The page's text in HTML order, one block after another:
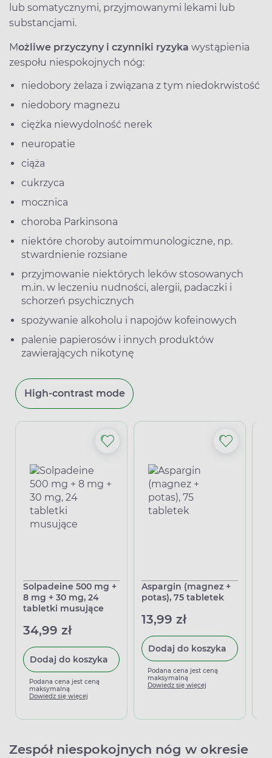
lub somatycznymi, przyjmowanymi lekami lub
substancjami.
Możliwe przyczyny i czynniki ryzyka wystąpienia
zespołu niespokojnych nóg:
niedobory żelaza i związana z tym niedokrwistość
niedobory magnezu
ciężka niewydolność nerek
neuropatie
ciąża
cukrzyca
mocznica
choroba Parkinsona
niektóre choroby autoimmunologiczne, np.
stwardnienie rozsiane
przyjmowanie niektórych leków stosowanych
m.in. w leczeniu nudności, alergii, padaczki i
schorzeń psychicznych
spożywanie alkoholu i napojów kofeinowych
palenie papierosów i innych produktów
zawierających nikotynę
High-contrast mode
Solpadeine 500 mg +
8 mg + 30 mg, 24
tabletki musujące
34,99 zł
Dodaj do koszyka
Podana cena jest ceną
maksymalną
Dowiedz się więcej
Aspargin (magnez +
potas), 75 tabletek
13,99 zł
Dodaj do koszyka
Podana cena jest ceną
maksymalną
Dowiedz się więcej
Zespół niespokojnych nóg w okresie